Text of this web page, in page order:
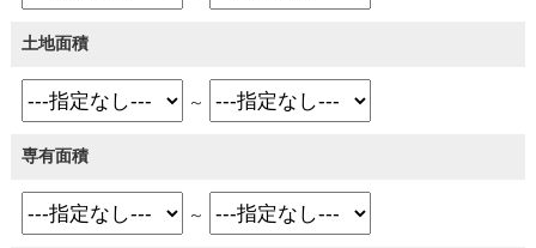
土地面積
～
専有面積
～